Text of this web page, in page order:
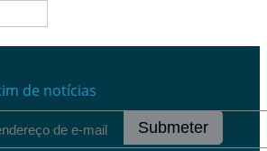
de notícias
Submeter